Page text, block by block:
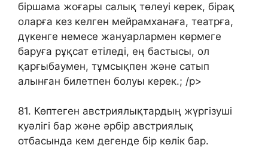
біршама жоғары салық төлеуі керек, бірақ
оларға кез келген мейрамханаға, театрға,
дүкенге немесе жануарлармен көрмеге
баруға рұқсат етіледі, ең бастысы, ол
қарғыбаумен, тұмсықпен және сатып
алынған билетпен болуы керек.; /p>
81. Көптеген австриялықтардың жүргізуші
куәлігі бар және әрбір австриялық
отбасында кем дегенде бір көлік бар.